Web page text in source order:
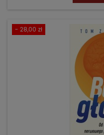
- 28,00 zł